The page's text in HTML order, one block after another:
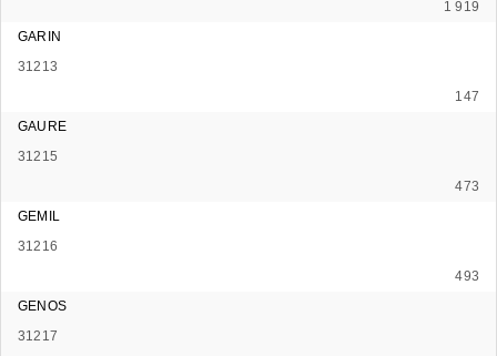
1 919
GARIN
31213
147
GAURE
31215
473
GEMIL
31216
493
GENOS
31217